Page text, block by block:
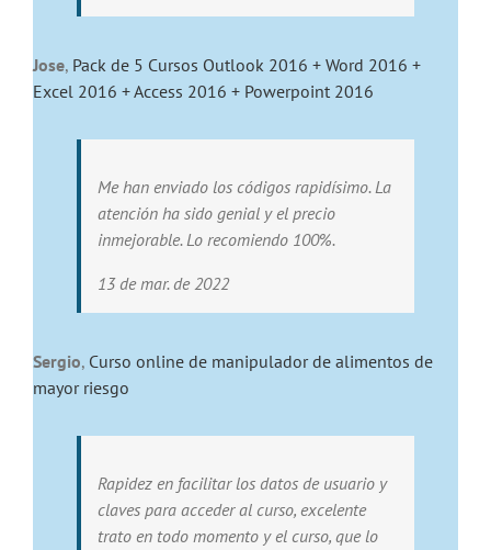
Jose, Pack de 5 Cursos Outlook 2016 + Word 2016 +
Excel 2016 + Access 2016 + Powerpoint 2016
Me han enviado los códigos rapidísimo. La
atención ha sido genial y el precio
inmejorable. Lo recomiendo 100%.
13 de mar. de 2022
Sergio, Curso online de manipulador de alimentos de
mayor riesgo
Rapidez en facilitar los datos de usuario y
claves para acceder al curso, excelente
trato en todo momento y el curso, que lo